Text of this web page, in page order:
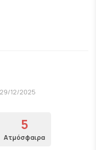
12/2025
5
Ατμόσφαιρα